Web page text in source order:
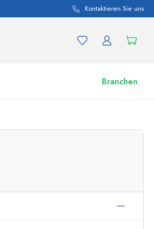
Kontaktieren Sie uns
Branchen
Zu den Gläsern